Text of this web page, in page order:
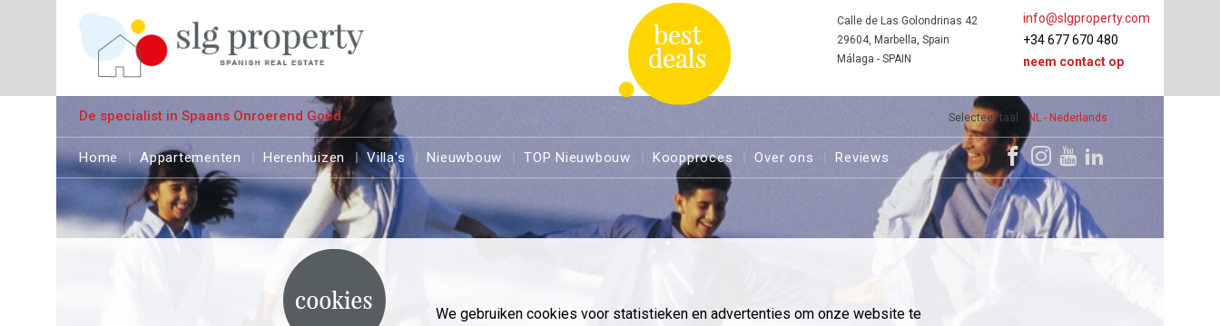
We gebruiken cookies voor statistieken en advertenties om onze website te
Selecteer taal NL - Nederlands
info@slgproperty.com
+34 677 670 480
neem contact op
Calle de Las Golondrinas 42
29604, Marbella, Spain
Málaga - SPAIN
De specialist in Spaans Onroerend Goed
Home Appartementen Herenhuizen Villa's Nieuwbouw TOP Nieuwbouw Koopproces Over ons Reviews